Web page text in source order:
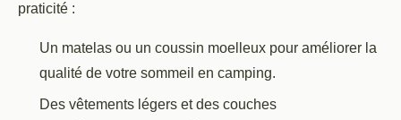
praticité :
Un matelas ou un coussin moelleux pour améliorer la
qualité de votre sommeil en camping.
Des vêtements légers et des couches